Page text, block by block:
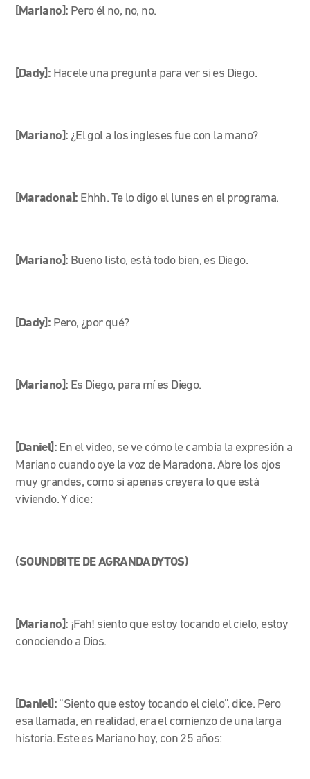
[Mariano]: Pero él no, no, no.
[Dady]: Hacele una pregunta para ver si es Diego.
[Mariano]: ¿El gol a los ingleses fue con la mano?
[Maradona]: Ehhh. Te lo digo el lunes en el programa.
[Mariano]: Bueno listo, está todo bien, es Diego.
[Dady]: Pero, ¿por qué?
[Mariano]: Es Diego, para mí es Diego.
[Daniel]: En el video, se ve cómo le cambia la expresión a
Mariano cuando oye la voz de Maradona. Abre los ojos
muy grandes, como si apenas creyera lo que está
viviendo. Y dice:
(SOUNDBITE DE AGRANDADYTOS)
[Mariano]: ¡Fah! siento que estoy tocando el cielo, estoy
conociendo a Dios.
[Daniel]: “Siento que estoy tocando el cielo”, dice. Pero
esa llamada, en realidad, era el comienzo de una larga
historia. Este es Mariano hoy, con 25 años: